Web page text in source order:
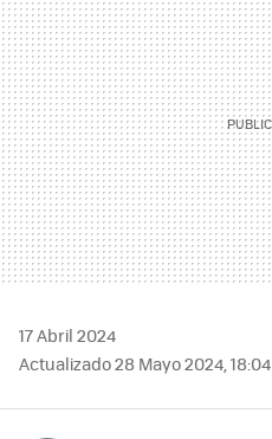
17 Abril 2024
Actualizado 28 Mayo 2024, 18:04